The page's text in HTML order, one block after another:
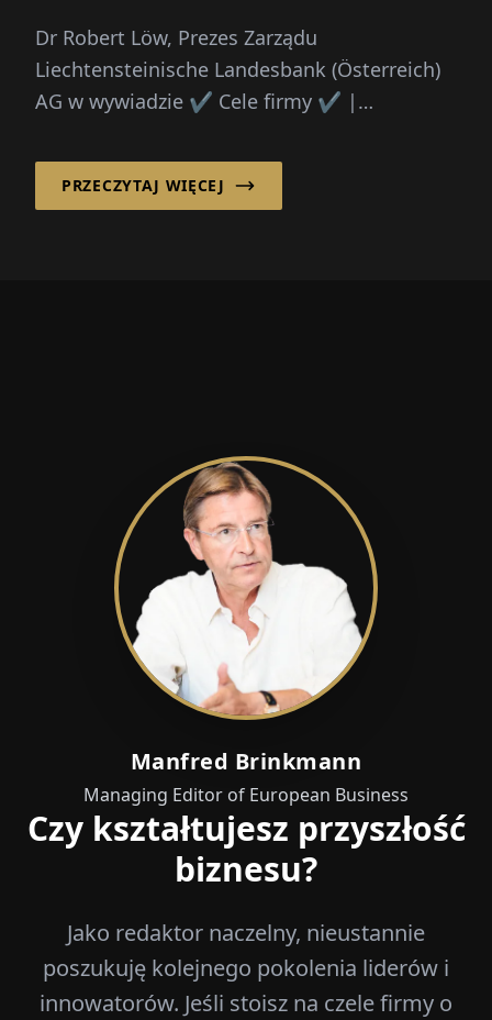
Dr Robert Löw, Prezes Zarządu
Liechtensteinische Landesbank (Österreich)
AG w wywiadzie ✔️ Cele firmy ✔️ |
PRZECZYTAJ WIĘCEJ
Manfred Brinkmann
Managing Editor of European Business
Czy kształtujesz przyszłość
biznesu?
Jako redaktor naczelny, nieustannie
poszukuję kolejnego pokolenia liderów i
innowatorów. Jeśli stoisz na czele firmy o